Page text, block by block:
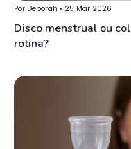
Por Deborah • 25 Mar 2026
Disco menstrual ou
rotina?